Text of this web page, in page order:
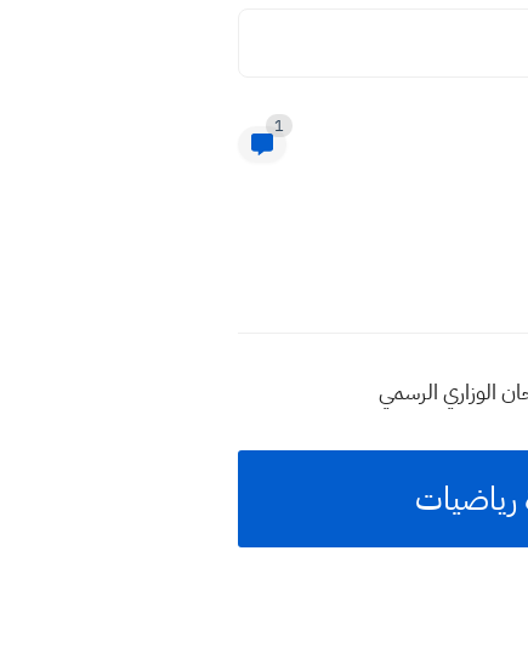
1
الوزاري الرسمي